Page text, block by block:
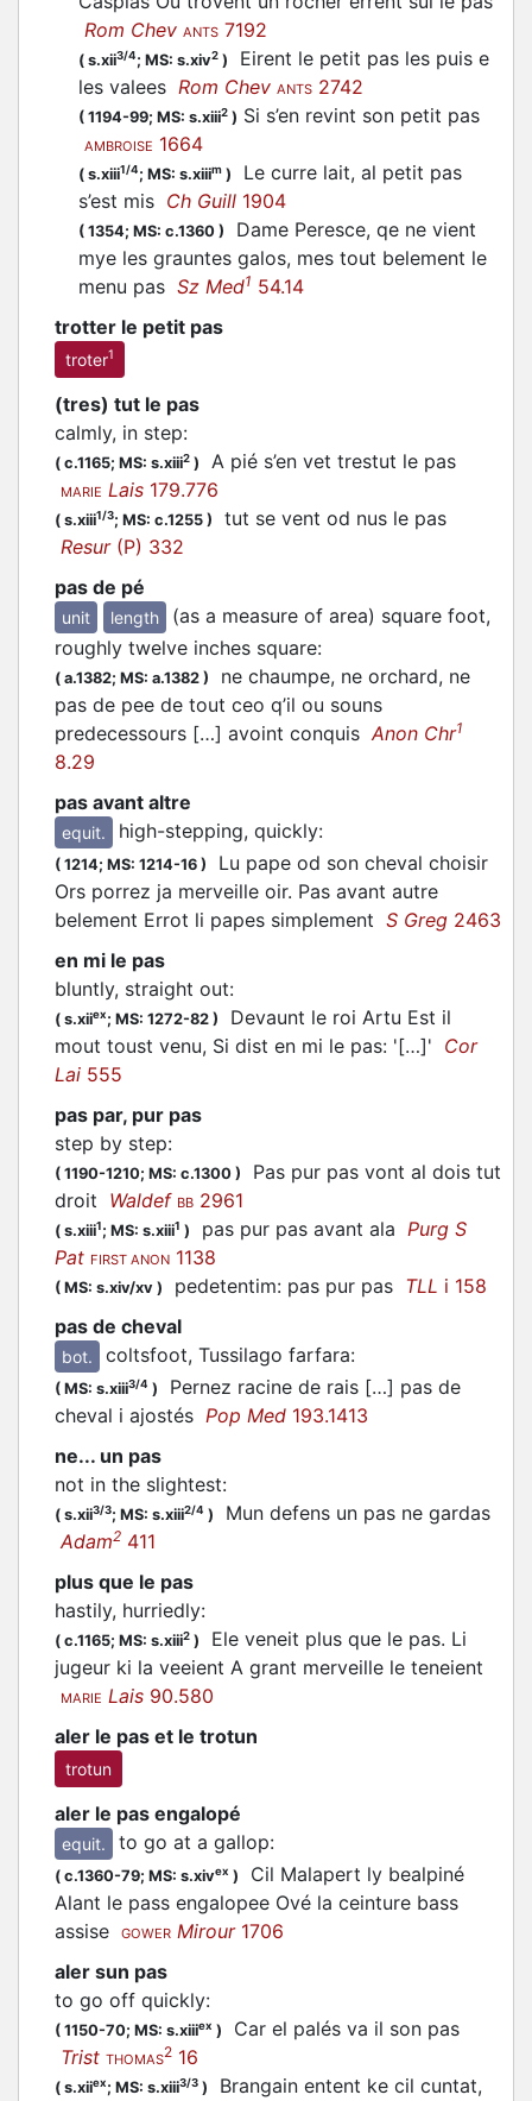
Rom Chev ANTS 7192
( s.xii3/4; MS: s.xiv2 )
Eirent le petit pas les puis e
les valees Rom Chev ANTS 2742
( 1194-99; MS: s.xiii2 ) Si s’en revint son petit pas
AMBROISE 1664
( s.xiii1/4; MS: s.xiiim )
Le curre lait, al petit pas
s’est mis Ch Guill 1904
( 1354; MS: c.1360 )
Dame Peresce, qe ne vient
mye les grauntes galos, mes tout belement le
menu pas Sz Med1 54.14
trotter le petit pas
troter1
(tres) tut le pas
calmly, in step:
( c.1165; MS: s.xiii2 ) A pié s’en vet trestut le pas
MARIE Lais 179.776
( s.xiii1/3; MS: c.1255 )
tut se vent od nus le pas
Resur(P) 332
pas de pé
unit length
(as a measure of area) square foot,
roughly twelve inches square:
( a.1382; MS: a.1382 )
ne chaumpe, ne orchard, ne
pas de pee de tout ceo q’il ou souns
predecessours […] avoint conquis Anon Chr1
8.29
pas avant altre
equit. high-stepping, quickly:
( 1214; MS: 1214-16 )
Lu pape od son cheval choisir
Ors porrez ja merveille oir. Pas avant autre
belement Errot li papes simplement S Greg 2463
en mi le pas
bluntly, straight out:
( s.xiiex; MS: 1272-82 )
Devaunt le roi Artu Est il
mout toust venu, Si dist en mi le pas: '[…]' Cor
Lai 555
pas par, pur pas
step by step:
( 1190-1210; MS: c.1300 )
Pas pur pas vont al dois tut
droit Waldef BB 2961
( s.xiii1; MS: s.xiii1 ) pas pur pas avant ala Purg S
Pat FIRST ANON 1138
( MS: s.xiv/xv ) pedetentim: pas pur pas TLL i 158
pas de cheval
bot. coltsfoot, Tussilago farfara:
( MS: s.xiii3/4 )
Pernez racine de rais […] pas de
cheval i ajostés Pop Med 193.1413
ne... un pas
not in the slightest:
( s.xii3/3; MS: s.xiii2/4 )
Mun defens un pas ne gardas
Adam2 411
plus que le pas
hastily, hurriedly:
( c.1165; MS: s.xiii2 )
Ele veneit plus que le pas. Li
jugeur ki la veeient A grant merveille le teneient
MARIE Lais 90.580
aler le pas et le trotun
trotun
aler le pas engalopé
equit. to go at a gallop:
( c.1360-79; MS: s.xivex )
Cil Malapert ly bealpiné
Alant le pass engalopee Ové la ceinture bass
assise
GOWER Mirour1706
aler sun pas
to go off quickly:
( 1150-70; MS: s.xiiiex )
Car el palés va il son pas
Trist THOMAS2 16
( s.xiiex; MS: s.xiii3/3 )
Brangain entent ke cil cuntat,